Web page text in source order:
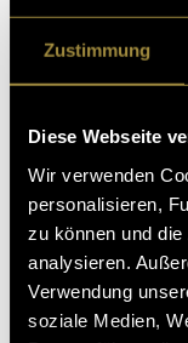
Zustimmung
Diese Webseite
Wir verwenden
personalisieren,
zu können und
analysieren.
Verwendung
soziale Medien,
Abend
(Für
Wetter
Sonnig
Bewölkt